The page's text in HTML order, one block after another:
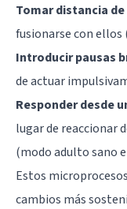
Tomar distancia
fusionarse con ellos
Introducir pausas
de actuar
Responder desde
lugar de reaccionar
(modo adulto sano
Estos
cambios más